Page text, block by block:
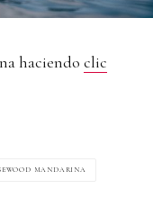
haciendo clic
MANDARINA